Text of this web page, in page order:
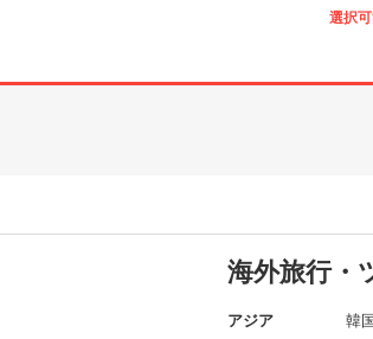
選択
海外旅行・
アジア 韓国